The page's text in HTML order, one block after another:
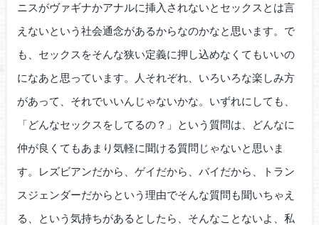
ニスがヴァギナかアナルに挿入されないとセックスとは言
えないという社会通念があるからなのかなと思います。で
も、セックスをそんな狭い定義に押し込めなくてもいいの
になあと思っています。人それぞれ、いろいろな楽しみ方
があって、それでいいんじゃないかな。いずれにしても、
「どんなセックスをしてるの？」という質問は、どんなに
仲が良くてもあまり気軽に聞ける質問じゃないと思いま
す。レズビアンだから、ゲイだから、バイだから、トラン
スジェンダーだからという理由でそんな質問も聞いちゃえ
る、という気持ちがあるとしたら、そんなことないよ、私